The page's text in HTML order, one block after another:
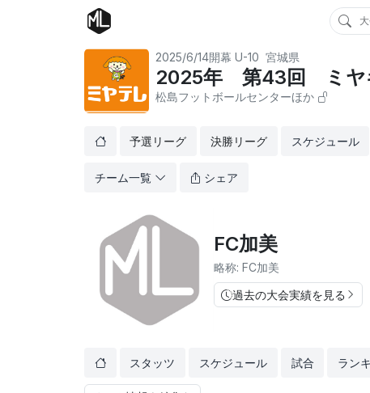
2025/6/14開幕 U-10 宮城県
2025年 第43回 ミヤ
松島フットボールセンターほか
予選リーグ 決勝リーグ スケジュール
チーム一覧 シェア
FC加美
略称: FC加美
過去の大会実績を見る
スタッツ スケジュール 試合 ラン